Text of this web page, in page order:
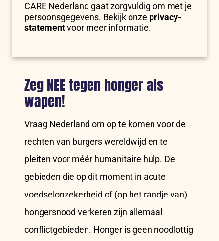
CARE Nederland gaat zorgvuldig om met je
persoonsgegevens. Bekijk onze privacy-
statementvoor meer informatie.
Zeg NEE tegen honger als
wapen!
Vraag Nederland om op te komen voor de
rechten van burgers wereldwijd en te
pleiten voor méér humanitaire hulp. De
gebieden die op dit moment in acute
voedselonzekerheid of (op het randje van)
hongersnood verkeren zijn allemaal
conflictgebieden. Honger is geen noodlottig